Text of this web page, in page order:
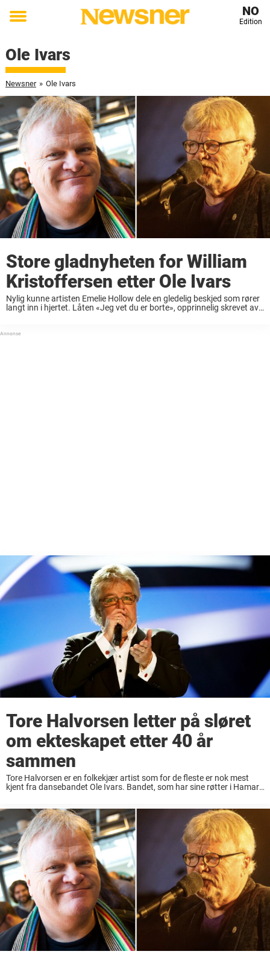
Toggle
NO
Edition
Ole Ivars
Newsner » Ole Ivars
Store gladnyheten for William
Kristoffersen etter Ole Ivars
Nylig kunne artisten Emelie Hollow dele en gledelig beskjed som rører
langt inn i hjertet. Låten «Jeg vet du er borte», opprinnelig skrevet av
Tore Halvorsen letter på sløret
om ekteskapet etter 40 år
sammen
Tore Halvorsen er en folkekjær artist som for de fleste er nok mest
kjent fra dansebandet Ole Ivars. Bandet, som har sine røtter i Hamar,